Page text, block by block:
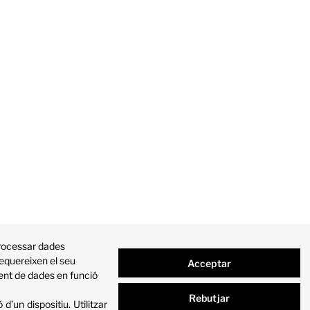
dades
el seu
de dades en funció
dispositiu. Utilitzar
Rebutjar
Acceptar